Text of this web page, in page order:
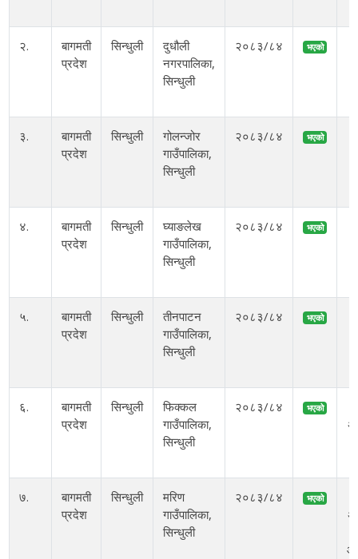
२.
बागमती
प्रदेश
सिन्धुली
दुधौली
नगरपालिका,
सिन्धुली
२०८३/८४ भएको
३.
बागमती
प्रदेश
सिन्धुली
गोलन्जोर
गाउँपालिका,
सिन्धुली
२०८३/८४ भएको
४.
बागमती
प्रदेश
सिन्धुली
घ्याङलेख
गाउँपालिका,
सिन्धुली
२०८३/८४ भएको
५.
बागमती
प्रदेश
सिन्धुली
तीनपाटन
गाउँपालिका,
सिन्धुली
२०८३/८४ भएको
६.
बागमती
प्रदेश
सिन्धुली
फिक्कल
गाउँपालिका,
सिन्धुली
२०८३/८४ भएको
७.
बागमती
प्रदेश
सिन्धुली
मरिण
गाउँपालिका,
सिन्धुली
२०८३/८४ भएको